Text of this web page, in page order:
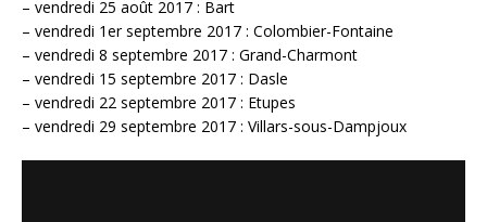
– vendredi 25 août 2017 : Bart
– vendredi 1er septembre 2017 : Colombier-Fontaine
– vendredi 8 septembre 2017 : Grand-Charmont
– vendredi 15 septembre 2017 : Dasle
– vendredi 22 septembre 2017 : Etupes
– vendredi 29 septembre 2017 : Villars-sous-Dampjoux